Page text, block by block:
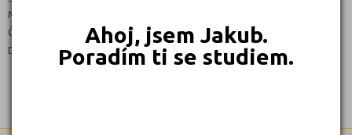
Ahoj, jsem Jakub.
Poradím ti se studiem.
Maturitní
Čeština
Denní